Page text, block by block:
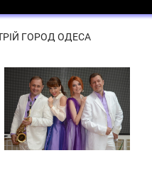
ГОРОД ОДЕСА